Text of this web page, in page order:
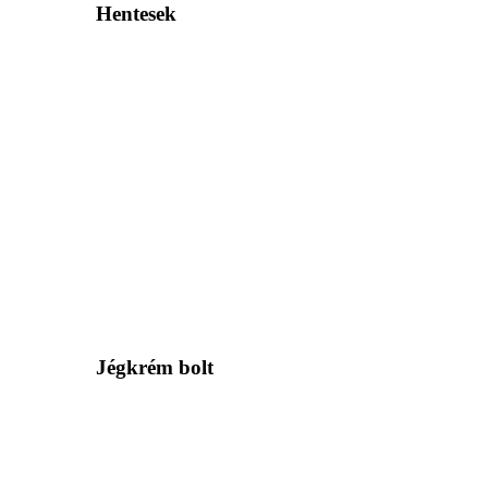
Hentesek
Jégkrém bolt